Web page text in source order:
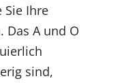
Sie Ihre
Das A und O
sind,